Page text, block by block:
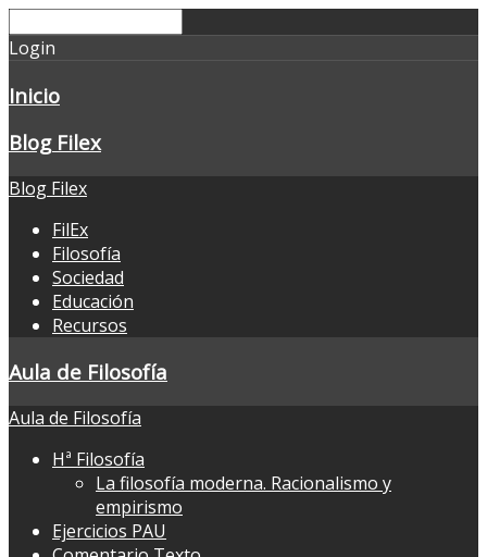
Login
Inicio
Blog Filex
Blog Filex
FilEx
Filosofía
Sociedad
Educación
Recursos
Aula de Filosofía
Aula de Filosofía
Hª Filosofía
La filosofía moderna. Racionalismo y
empirismo
Ejercicios PAU